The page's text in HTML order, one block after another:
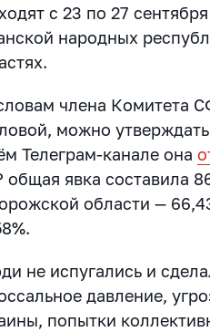
с 23 по 27
народных
члена Комитета
можно
Телеграм-канале она
явка составила
области —
не испугались и
давление,
попытки